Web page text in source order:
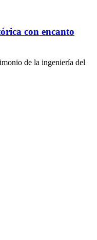
con encanto
de la ingeniería del